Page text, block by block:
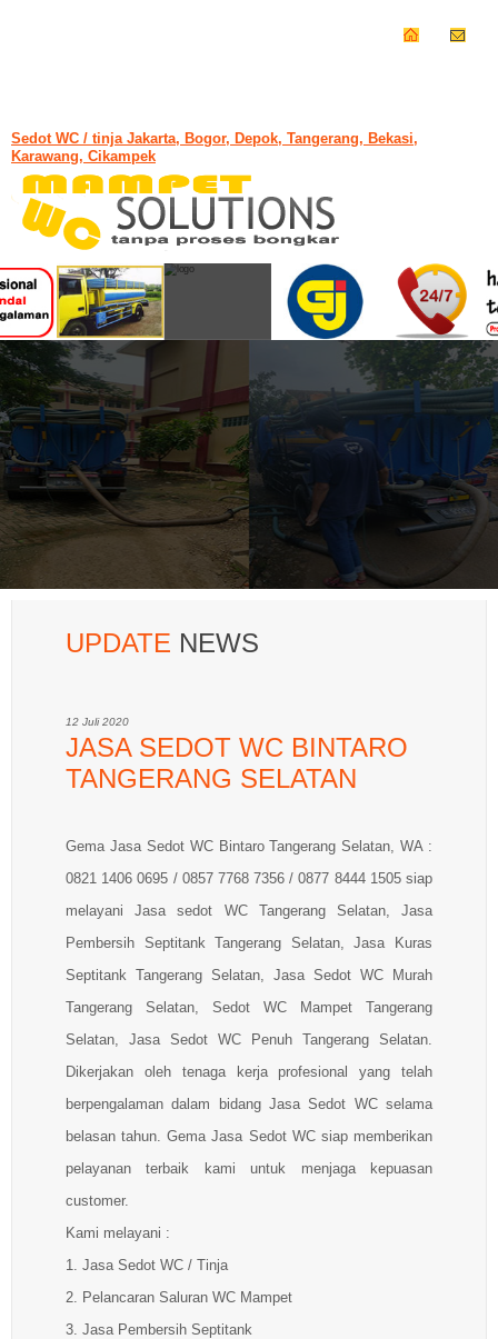
Sedot WC / tinja Jakarta, Bogor, Depok, Tangerang, Bekasi,
Karawang, Cikampek
UPDATE NEWS
12 Juli 2020
JASA SEDOT WC BINTARO
TANGERANG SELATAN
Gema Jasa Sedot WC Bintaro Tangerang Selatan, WA :
0821 1406 0695 / 0857 7768 7356 / 0877 8444 1505 siap
melayani Jasa sedot WC Tangerang Selatan, Jasa
Pembersih Septitank Tangerang Selatan, Jasa Kuras
Septitank Tangerang Selatan, Jasa Sedot WC Murah
Tangerang Selatan, Sedot WC Mampet Tangerang
Selatan, Jasa Sedot WC Penuh Tangerang Selatan.
Dikerjakan oleh tenaga kerja profesional yang telah
berpengalaman dalam bidang Jasa Sedot WC selama
belasan tahun. Gema Jasa Sedot WC siap memberikan
pelayanan terbaik kami untuk menjaga kepuasan
customer.
Kami melayani :
1. Jasa Sedot WC / Tinja
2. Pelancaran Saluran WC Mampet
3. Jasa Pembersih Septitank